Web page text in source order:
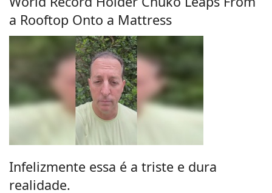
a Rooftop Onto a Mattress
Infelizmente essa é a triste e dura
realidade.